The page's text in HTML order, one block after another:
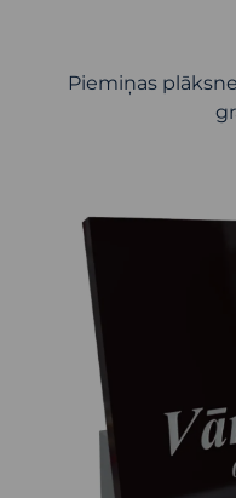
Piemiņas